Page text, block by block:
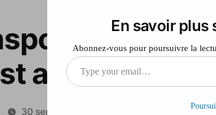
le tracé
approuvé
30 septembre 2014 Laisser un
En savoir plus
Abonnez-vous pour poursuivre la
Type
your